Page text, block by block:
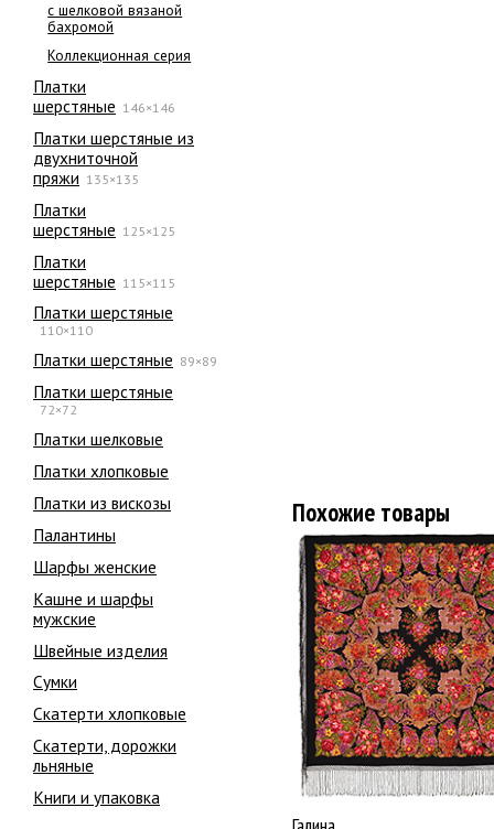
с шелковой вязаной
бахромой
Коллекционная серия
Платки
шерстяные 146×146
Платки шерстяные из
двухниточной
пряжи 135×135
Платки
шерстяные 125×125
Платки
шерстяные 115×115
Платки шерстяные
110×110
Платки шерстяные 89×89
Платки шерстяные
72×72
Платки шелковые
Платки хлопковые
Платки из вискозы
Палантины
Шарфы женские
Кашне и шарфы
мужские
Швейные изделия
Сумки
Скатерти хлопковые
Скатерти, дорожки
льняные
Книги и упаковка
Похожие товары